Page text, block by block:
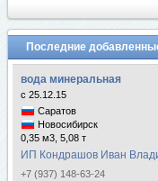
Последние
вода минеральная
с 25.12.15
Саратов
Новосибирск
0,35 м3, 5,08 т
ИП Кондрашов Иван
+7 (937) 148-63-24